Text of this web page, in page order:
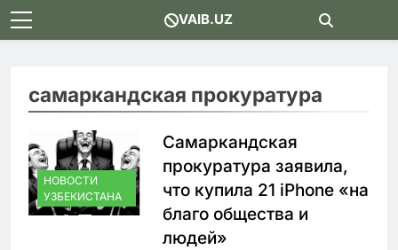
Skip
to
VAIB.UZ
самаркандская прокуратура
НОВОСТИ
УЗБЕКИСТАНА
Самаркандская
прокуратура заявила,
что купила 21 iPhone «на
благо общества и
людей»